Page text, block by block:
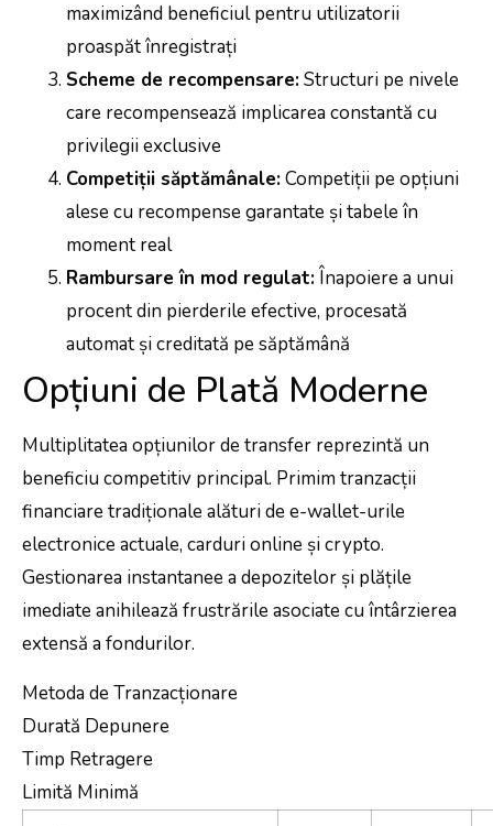
maximizând beneficiul pentru utilizatorii
proaspăt înregistrați
Scheme de recompensare:Structuri pe nivele
care recompensează implicarea constantă cu
privilegii exclusive
Competiții săptămânale:Competiții pe opțiuni
alese cu recompense garantate și tabele în
moment real
Rambursare în mod regulat: Înapoiere a unui
procent din pierderile efective, procesată
automat și creditată pe săptămână
Opțiuni de Plată Moderne
Multiplitatea opțiunilor de transfer reprezintă un
beneficiu competitiv principal. Primim tranzacții
financiare tradiționale alături de e-wallet-urile
electronice actuale, carduri online și crypto.
Gestionarea instantanee a depozitelor și plățile
imediate anihilează frustrările asociate cu întârzierea
extensă a fondurilor.
Metoda de Tranzacționare
Durată Depunere
Timp Retragere
Limită Minimă